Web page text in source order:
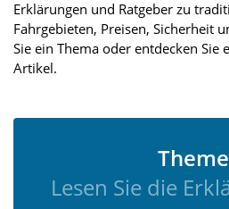
Erklärungen und Ratgeber zu
Fahrgebieten, Preisen, Sicherheit
Sie ein Thema oder entdecken Sie
Artikel.
Lesen Sie die